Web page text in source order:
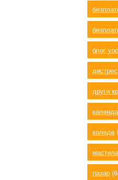
блог
дистрес
други
коледа
мастила
пазар